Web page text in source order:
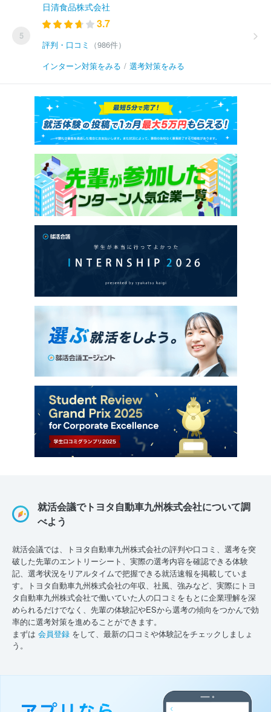
5
日清食品株式会社
3.7
評判・口コミ
（986件）
インターン対策をみる / 選考対策をみる
就活会議でトヨタ自動車九州株式会社について調
べよう
就活会議では、トヨタ自動車九州株式会社の評判や口コミ、選考を突
破した先輩のエントリーシート、実際の選考内容を確認できる体験
記、選考状況をリアルタイムで把握できる就活速報を掲載していま
す。トヨタ自動車九州株式会社の年収、社風、強みなど、実際にトヨ
タ自動車九州株式会社で働いていた人の口コミをもとに企業理解を深
められるだけでなく、先輩の体験記やESから選考の傾向をつかんで効
率的に選考対策を進めることができます。
まずは 会員登録 をして、最新の口コミや体験記をチェックしましょ
う。